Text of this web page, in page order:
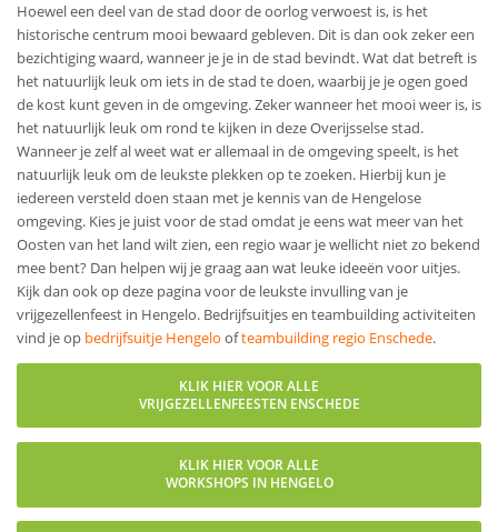
Hoewel een deel van de stad door de oorlog verwoest is, is het
historische centrum mooi bewaard gebleven. Dit is dan ook zeker een
bezichtiging waard, wanneer je je in de stad bevindt. Wat dat betreft is
het natuurlijk leuk om iets in de stad te doen, waarbij je je ogen goed
de kost kunt geven in de omgeving. Zeker wanneer het mooi weer is, is
het natuurlijk leuk om rond te kijken in deze Overijsselse stad.
Wanneer je zelf al weet wat er allemaal in de omgeving speelt, is het
natuurlijk leuk om de leukste plekken op te zoeken. Hierbij kun je
iedereen versteld doen staan met je kennis van de Hengelose
omgeving. Kies je juist voor de stad omdat je eens wat meer van het
Oosten van het land wilt zien, een regio waar je wellicht niet zo bekend
mee bent? Dan helpen wij je graag aan wat leuke ideeën voor uitjes.
Kijk dan ook op deze pagina voor de leukste invulling van je
vrijgezellenfeest in Hengelo. Bedrijfsuitjes en teambuilding activiteiten
vind je op bedrijfsuitje Hengelo ofteambuilding regio Enschede.
KLIK HIER VOOR ALLE
VRIJGEZELLENFEESTEN ENSCHEDE
KLIK HIER VOOR ALLE
WORKSHOPS IN HENGELO